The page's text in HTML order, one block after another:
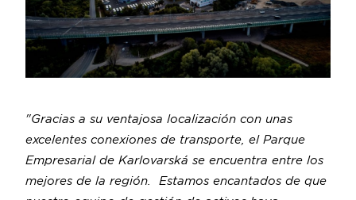
"Gracias a su ventajosa localización con unas
excelentes conexiones de transporte, el Parque
Empresarial de Karlovarská se encuentra entre los
mejores de la región. Estamos encantados de que